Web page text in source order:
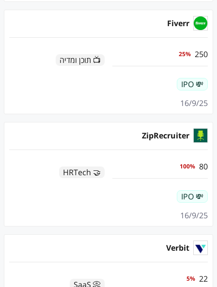
Fiverr
250
%
25
📺 תוכן ומדיה
💸 IPO
16/9/25
ZipRecruiter
80
%
100
🤝 HRTech
💸 IPO
16/9/25
Verbit
22
%
5
📀 SaaS